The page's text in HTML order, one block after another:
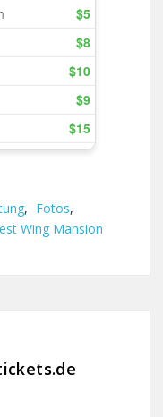
, Fotos,
Wing Mansion